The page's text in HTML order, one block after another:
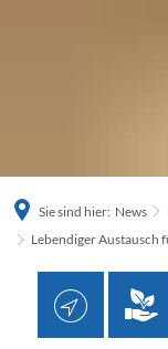
Sie sind hier: News
Lebendiger Austausch